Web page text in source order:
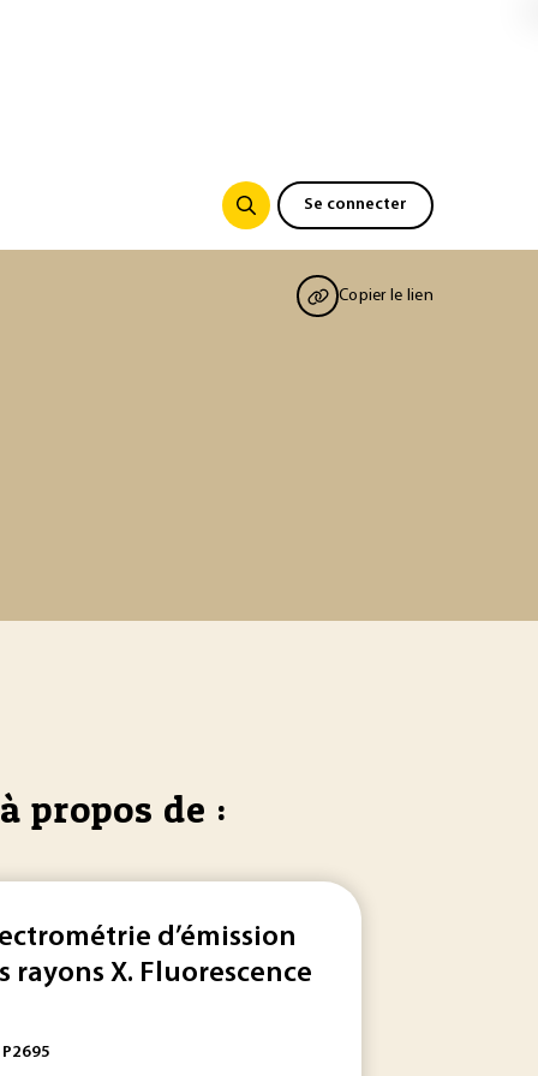
Se connecter
Copier le lien
propos de :
d’émission
rayons X. Fluorescence
P2695